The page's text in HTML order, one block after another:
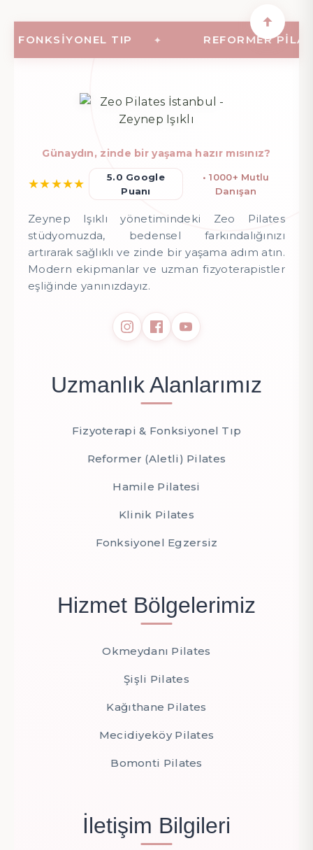
TIP REFORMER
Günaydın, zinde bir yaşama hazır mısınız?
★★★★★
5.0 Google
Puanı
• 1000+ Mutlu
Danışan
Zeynep Işıklı yönetimindeki Zeo Pilates
stüdyomuzda, bedensel farkındalığınızı
artırarak sağlıklı ve zinde bir yaşama adım atın.
Modern ekipmanlar ve uzman fizyoterapistler
eşliğinde yanınızdayız.
Uzmanlık Alanlarımız
Fizyoterapi & Fonksiyonel Tıp
Reformer (Aletli) Pilates
Hamile Pilatesi
Klinik Pilates
Fonksiyonel Egzersiz
Hizmet Bölgelerimiz
Okmeydanı Pilates
Şişli Pilates
Kağıthane Pilates
Mecidiyeköy Pilates
Bomonti Pilates
İletişim Bilgileri